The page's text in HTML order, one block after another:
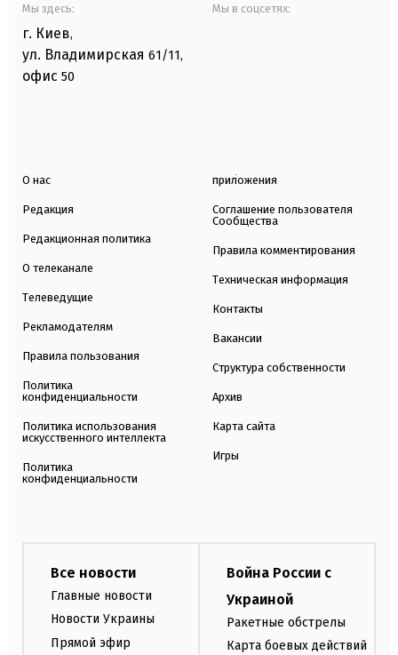
Мы здесь:
г. Киев,
ул. Владимирская 61/11,
офис 50
Мы в соцсетях:
О нас
Редакция
Редакционная политика
О телеканале
Телеведущие
Рекламодателям
Правила пользования
Политика
конфиденциальности
Политика использования
искусственного интеллекта
Политика
конфиденциальности
приложения
Соглашение пользователя
Сообщества
Правила комментирования
Техническая информация
Контакты
Вакансии
Структура собственности
Архив
Карта сайта
Игры
Все новости
Главные новости
Новости Украины
Прямой эфир
Война России с
Украиной
Ракетные обстрелы
Карта боевых действий